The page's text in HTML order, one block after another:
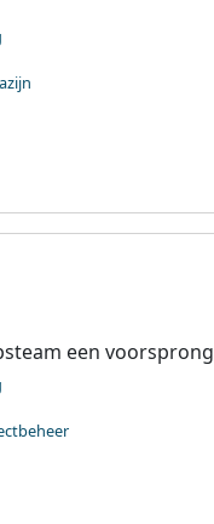
een voorsprong